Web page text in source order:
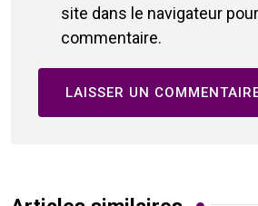
site dans le navigateur
commentaire.